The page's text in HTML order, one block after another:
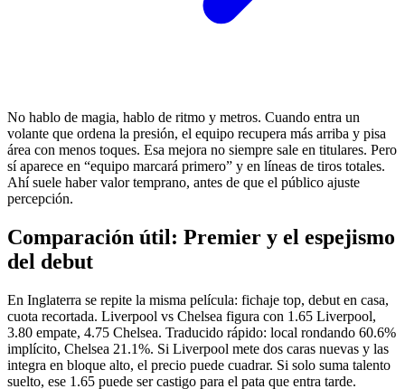
No hablo de magia, hablo de ritmo y metros. Cuando entra un
volante que ordena la presión, el equipo recupera más arriba y pisa
área con menos toques. Esa mejora no siempre sale en titulares. Pero
sí aparece en “equipo marcará primero” y en líneas de tiros totales.
Ahí suele haber valor temprano, antes de que el público ajuste
percepción.
Comparación útil: Premier y el espejismo
del debut
En Inglaterra se repite la misma película: fichaje top, debut en casa,
cuota recortada. Liverpool vs Chelsea figura con 1.65 Liverpool,
3.80 empate, 4.75 Chelsea. Traducido rápido: local rondando 60.6%
implícito, Chelsea 21.1%. Si Liverpool mete dos caras nuevas y las
integra en bloque alto, el precio puede cuadrar. Si solo suma talento
suelto, ese 1.65 puede ser castigo para el pata que entra tarde.